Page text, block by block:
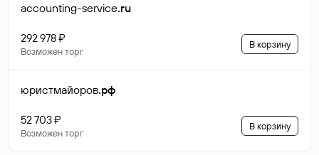
accounting-service.ru
292 978 ₽
Возможен торг
В корзину
юристмайоров.рф
52 703 ₽
Возможен торг
В корзину